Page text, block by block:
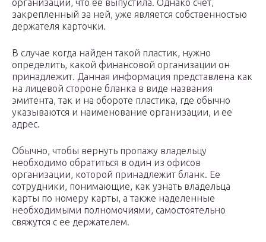
организации, что ее выпустила. Однако счет,
закрепленный за ней, уже является собственностью
держателя карточки.
В случае когда найден такой пластик, нужно
определить, какой финансовой организации он
принадлежит. Данная информация представлена как
на лицевой стороне бланка в виде названия
эмитента, так и на обороте пластика, где обычно
указываются и наименование организации, и ее
адрес.
Обычно, чтобы вернуть пропажу владельцу
необходимо обратиться в один из офисов
организации, которой принадлежит бланк. Ее
сотрудники, понимающие, как узнать владельца
карты по номеру карты, а также наделенные
необходимыми полномочиями, самостоятельно
свяжутся с ее держателем.